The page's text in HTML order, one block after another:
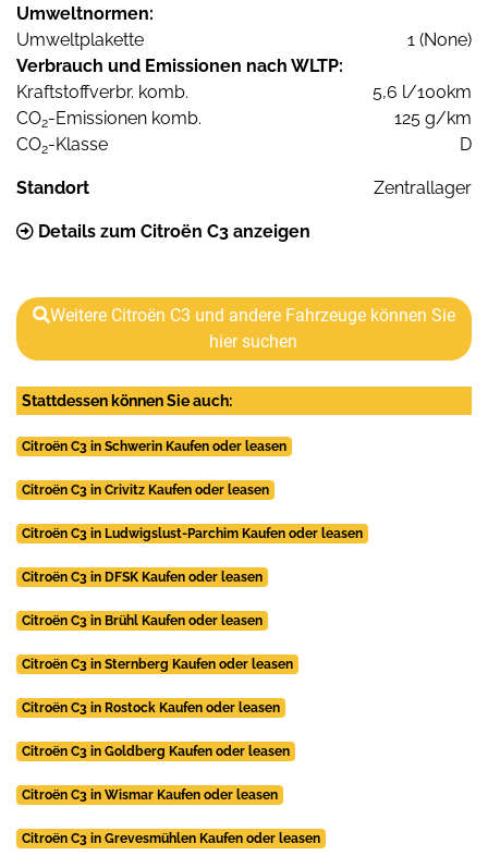
Umweltnormen:
Umweltplakette
1 (None)
Verbrauch und Emissionen nach WLTP:
Kraftstoffverbr. komb.
5,6 l/100km
CO2-Emissionen komb.
125 g/km
CO2-Klasse D
Standort Zentrallager
Details zum Citroën C3 anzeigen
Weitere Citroën C3 und andere Fahrzeuge können Sie
hier suchen
Stattdessen können Sie auch:
Citroën C3 in Schwerin Kaufen oder leasen
Citroën C3 in Crivitz Kaufen oder leasen
Citroën C3 in Ludwigslust-Parchim Kaufen oder leasen
Citroën C3 in DFSK Kaufen oder leasen
Citroën C3 in Brühl Kaufen oder leasen
Citroën C3 in Sternberg Kaufen oder leasen
Citroën C3 in Rostock Kaufen oder leasen
Citroën C3 in Goldberg Kaufen oder leasen
Citroën C3 in Wismar Kaufen oder leasen
Citroën C3 in Grevesmühlen Kaufen oder leasen